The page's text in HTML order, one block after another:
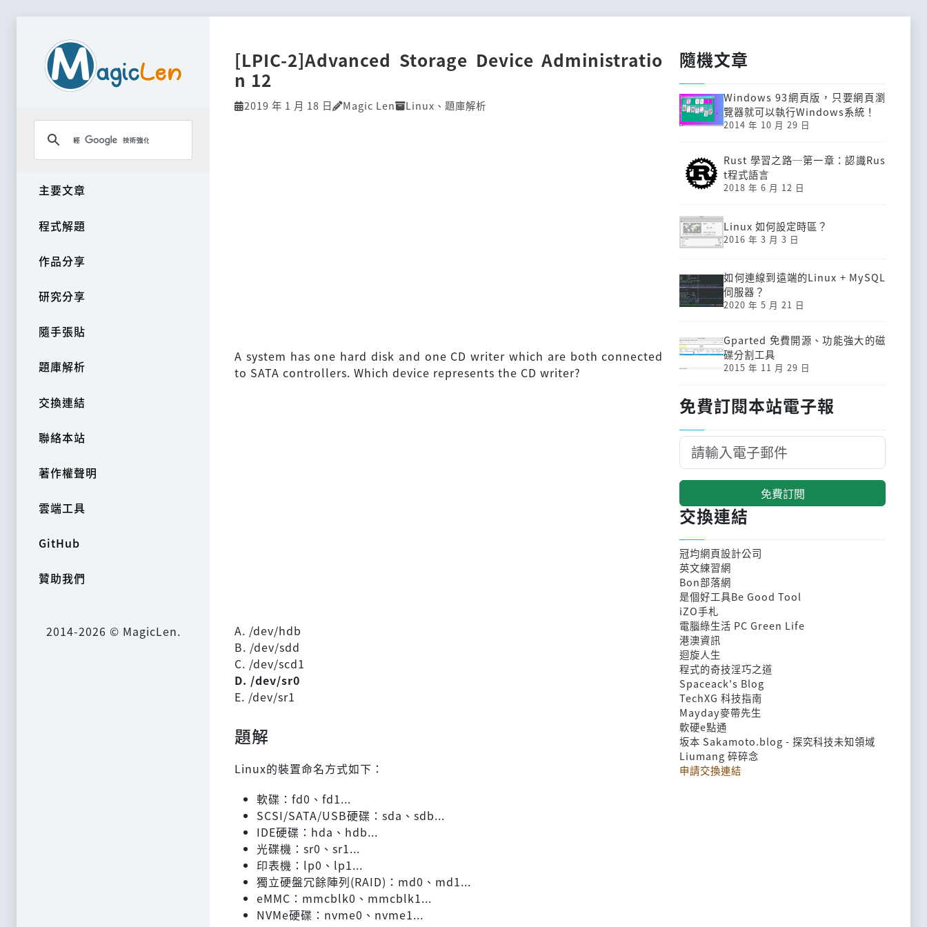
主要文章
程式解題
作品分享
研究分享
隨手張貼
題庫解析
交換連結
聯絡本站
著作權聲明
雲端工具
GitHub
贊助我們
2014-2026 © MagicLen.
[LPIC-2]Advanced Storage Device Administratio
n 12
2019 年 1 月 18 日 Magic Len Linux 、 題庫解析
A system has one hard disk and one CD writer which are both connected
to SATA controllers. Which device represents the CD writer?
A. /dev/hdb
B. /dev/sdd
C. /dev/scd1
D. /dev/sr0
E. /dev/sr1
題解
Linux的裝置命名方式如下：
軟碟：fd0、fd1...
SCSI/SATA/USB硬碟：sda、sdb...
IDE硬碟：hda、hdb...
光碟機：sr0、sr1...
印表機：lp0、lp1...
獨立硬盤冗餘陣列(RAID)：md0、md1...
eMMC：mmcblk0、mmcblk1...
NVMe硬碟：nvme0、nvme1...
隨機文章
Windows 93網頁版，只要網頁瀏
覽器就可以執行Windows系統！
2014 年 10 月 29 日
Rust 學習之路─第一章：認識Rus
t程式語言
2018 年 6 月 12 日
Linux 如何設定時區？
2016 年 3 月 3 日
如何連線到遠端的Linux + MySQL
伺服器？
2020 年 5 月 21 日
Gparted 免費開源、功能強大的磁
碟分割工具
2015 年 11 月 29 日
免費訂閱本站電子報
免費訂閱
交換連結
冠均網頁設計公司
英文練習網
Bon部落網
是個好工具Be Good Tool
iZO手札
電腦綠生活 PC Green Life
港澳資訊
迴旋人生
程式的奇技淫巧之道
Spaceack's Blog
TechXG 科技指南
Mayday麥帶先生
軟硬e點通
坂本 Sakamoto.blog - 探究科技未知領域
Liumang 碎碎念
申請交換連結